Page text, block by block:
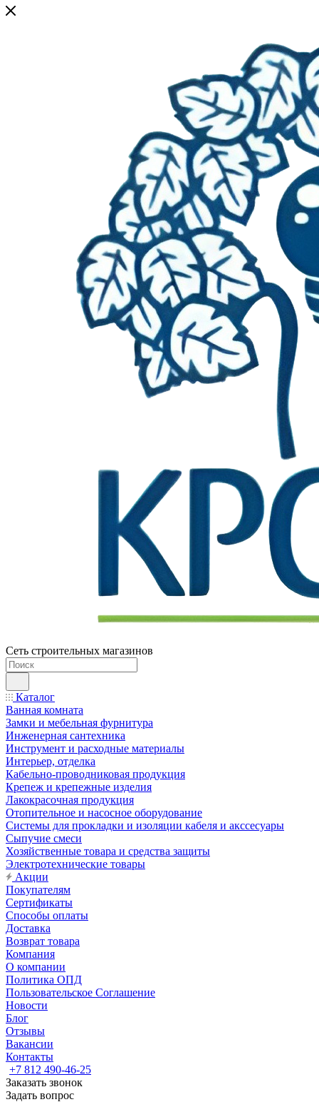
Сеть строительных магазинов
Каталог
Ванная комната
Замки и мебельная фурнитура
Инженерная сантехника
Инструмент и расходные материалы
Интерьер, отделка
Кабельно-проводниковая продукция
Крепеж и крепежные изделия
Лакокрасочная продукция
Отопительное и насосное оборудование
Системы для прокладки и изоляции кабеля и акссесуары
Сыпучие смеси
Хозяйственные товара и средства защиты
Электротехнические товары
Акции
Покупателям
Сертификаты
Способы оплаты
Доставка
Возврат товара
Компания
О компании
Политика ОПД
Пользовательское Соглашение
Новости
Блог
Отзывы
Вакансии
Контакты
+7 812 490-46-25
Заказать звонок
Задать вопрос